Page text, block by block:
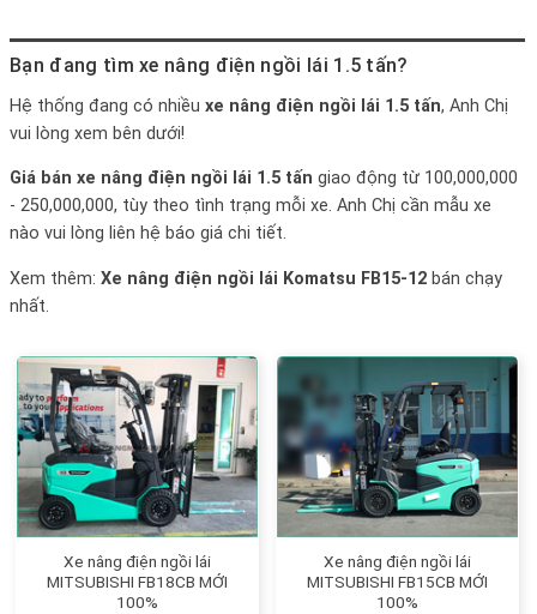
Bạn đang tìm xe nâng điện ngồi lái 1.5 tấn?
Hệ thống đang có nhiều xe nâng điện ngồi lái 1.5 tấn, Anh Chị
vui lòng xem bên dưới!
Giá bán xe nâng điện ngồi lái 1.5 tấn giao động từ 100,000,000
- 250,000,000, tùy theo tình trạng mỗi xe. Anh Chị cần mẫu xe
nào vui lòng liên hệ báo giá chi tiết.
Xem thêm: Xe nâng điện ngồi lái Komatsu FB15-12 bán chạy
nhất.
Xe nâng điện ngồi lái
MITSUBISHI FB18CB MỚI
100%
Xe nâng điện ngồi lái
MITSUBISHI FB15CB MỚI
100%